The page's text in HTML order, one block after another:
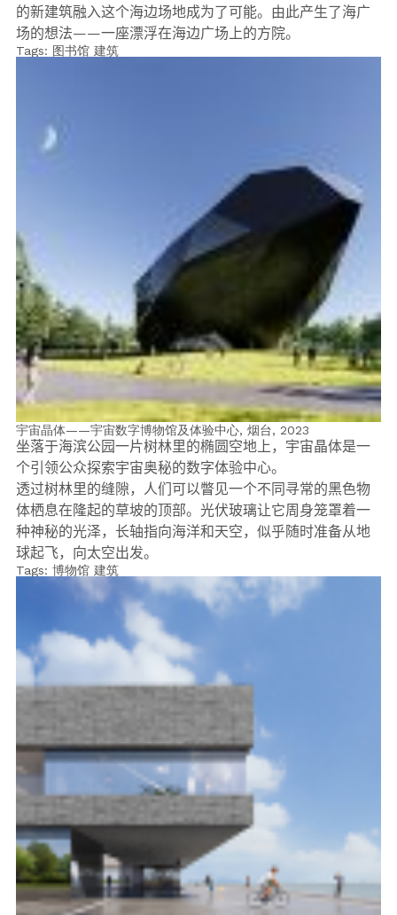
的新建筑融入这个海边场地成为了可能。由此产生了海广
场的想法——一座漂浮在海边广场上的方院。
Tags: 图书馆 建筑
宇宙晶体——宇宙数字博物馆及体验中心, 烟台, 2023
坐落于海滨公园一片树林里的椭圆空地上，宇宙晶体是一
个引领公众探索宇宙奥秘的数字体验中心。
透过树林里的缝隙，人们可以瞥见一个不同寻常的黑色物
体栖息在隆起的草坡的顶部。光伏玻璃让它周身笼罩着一
种神秘的光泽，长轴指向海洋和天空，似乎随时准备从地
球起飞，向太空出发。
Tags: 博物馆 建筑